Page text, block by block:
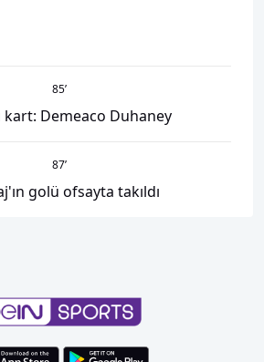
85’
kart: Demeaco Duhaney
87’
golü ofsayta takıldı